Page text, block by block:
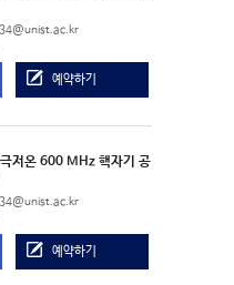
예약하기
온 600 MHz 핵자기 공
예약하기